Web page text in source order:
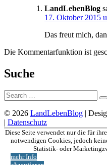
LandLebenBlog
17. Oktober 2015
Das freut mich,
Die Kommentarfunktion ist
Suche
Suche:
© 2026 LandLebenBlog |
| Datenschutz
Nach
oben
Diese Seite verwendet nur die für
notwendigen Cookies, jedoch
Statistik- oder
mehr Info